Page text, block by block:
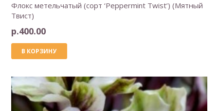
Флокс метельчатый (сорт ‘Peppermint Twist’) (Мятный
Твист)
р.400.00
В КОРЗИНУ